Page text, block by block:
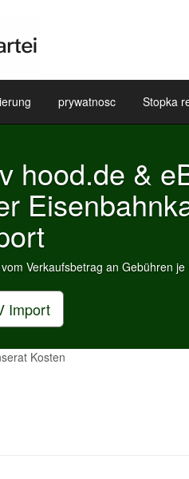
prywatnosc Stopka
hood.de &
Verkaufsbetrag an Gebühren
Import
Kosten